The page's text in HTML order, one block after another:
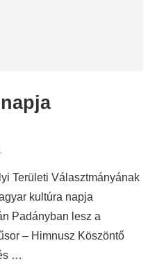
Területi Választmányának
kultúra napja
Padányban lesz a
– Himnusz Köszöntő
…